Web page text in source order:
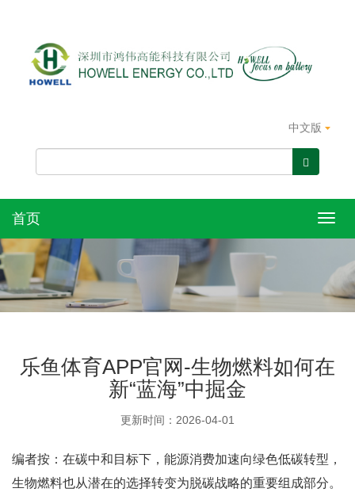
中文版
首页
乐鱼体育APP官网-生物燃料如何在
新“蓝海”中掘金
更新时间：2026-04-01
编者按：在碳中和目标下，能源消费加速向绿色低碳转型，
生物燃料也从潜在的选择转变为脱碳战略的重要组成部分。